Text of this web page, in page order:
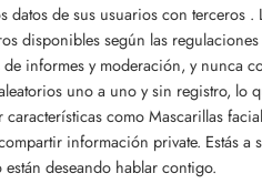
datos de sus usuarios con terceros
disponibles según las
informes y moderación, y nunca
uno a uno y sin registro, lo
características como Mascarillas
información private. Estás
deseando hablar contigo.